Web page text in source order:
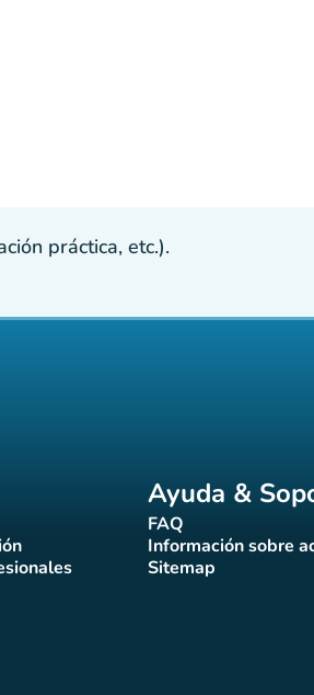
práctica, etc.).
pestaña)
Ayuda &
FAQ(nueva pestaña)
Información sobre
Sitemap(nueva pestaña)